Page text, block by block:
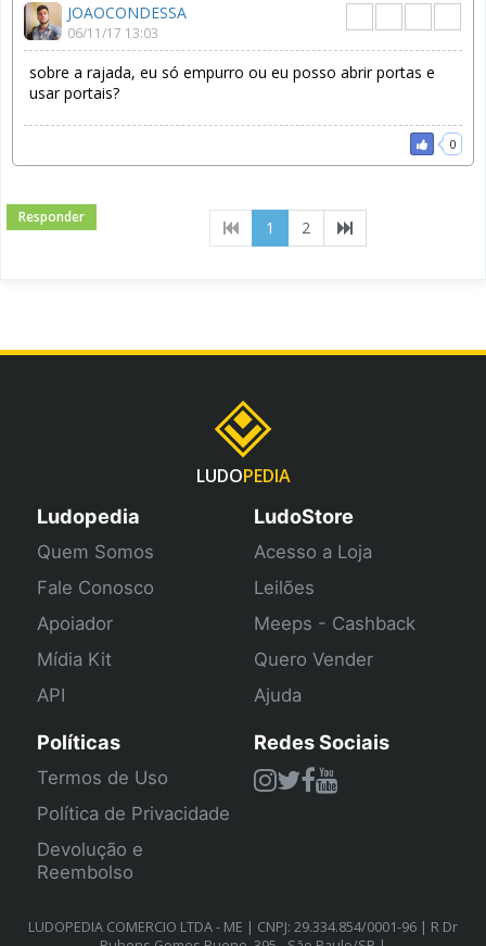
JOAOCONDESSA
06/11/17 13:03
sobre a rajada, eu só empurro ou eu posso abrir portas e
usar portais?
0
Responder
1 (current)
2
LUDOPEDIA
Ludopedia
Quem Somos
Fale Conosco
Apoiador
Mídia Kit
API
LudoStore
Acesso a Loja
Leilões
Meeps - Cashback
Quero Vender
Ajuda
Políticas
Termos de Uso
Política de Privacidade
Devolução e
Reembolso
Redes Sociais
LUDOPEDIA COMERCIO LTDA - ME | CNPJ: 29.334.854/0001-96 | R Dr